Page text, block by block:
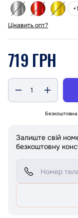
+1
Цікавить опт?
719 ГРН
Залиште свій
безкоштовну